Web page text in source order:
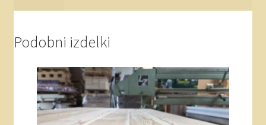
Podobni izdelki